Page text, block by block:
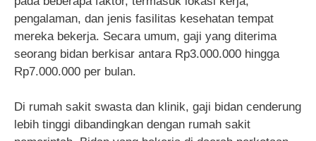
pengalaman, dan jenis fasilitas kesehatan tempat
mereka bekerja. Secara umum, gaji yang diterima
seorang bidan berkisar antara Rp3.000.000 hingga
Rp7.000.000 per bulan.
Di rumah sakit swasta dan klinik, gaji bidan cenderung
lebih tinggi dibandingkan dengan rumah sakit